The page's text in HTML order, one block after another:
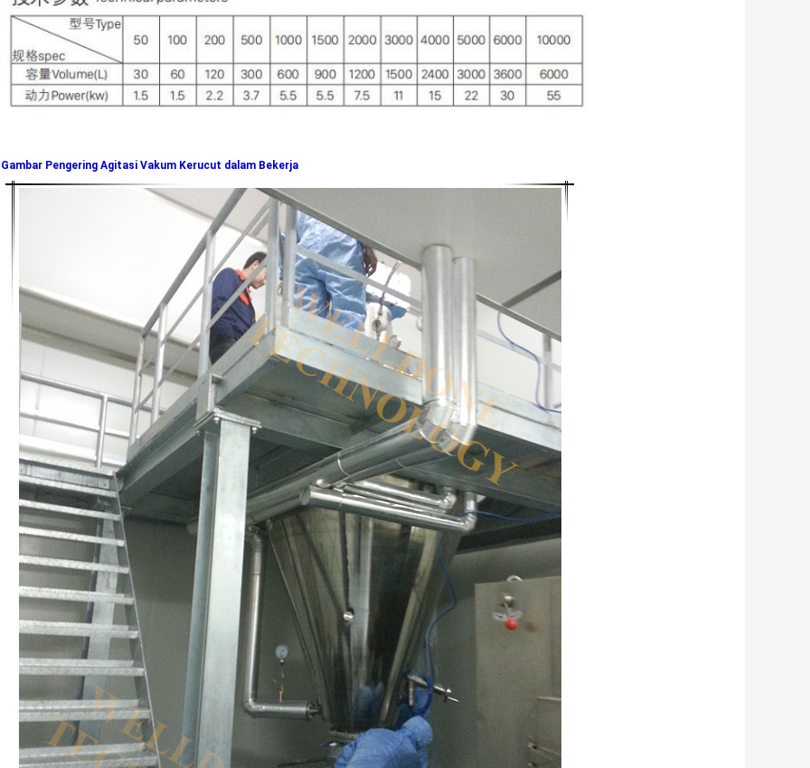
Gambar Pengering Agitasi Vakum Kerucut dalam Bekerja